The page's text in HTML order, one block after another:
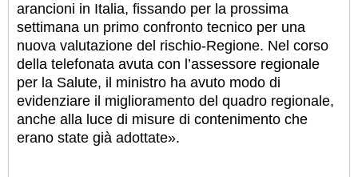
arancioni in Italia, fissando per la prossima
settimana un primo confronto tecnico per una
nuova valutazione del rischio-Regione. Nel corso
della telefonata avuta con l’assessore regionale
per la Salute, il ministro ha avuto modo di
evidenziare il miglioramento del quadro regionale,
anche alla luce di misure di contenimento che
erano state già adottate».